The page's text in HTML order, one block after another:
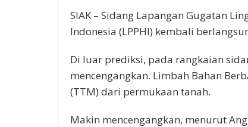
SIAK – Sidang Lapangan Gugatan
Indonesia (LPPHI) kembali
Di luar prediksi, pada rangkaian
mencengangkan. Limbah Bahan
(TTM) dari permukaan tanah.
Makin mencengangkan, menurut